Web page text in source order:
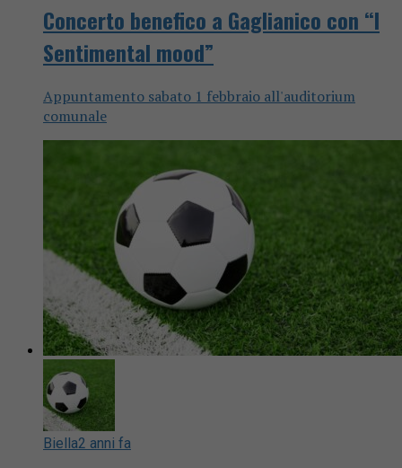
Concerto benefico a Gaglianico con “I
Sentimental mood”
Appuntamento sabato 1 febbraio all'auditorium
comunale
Biella2 anni fa